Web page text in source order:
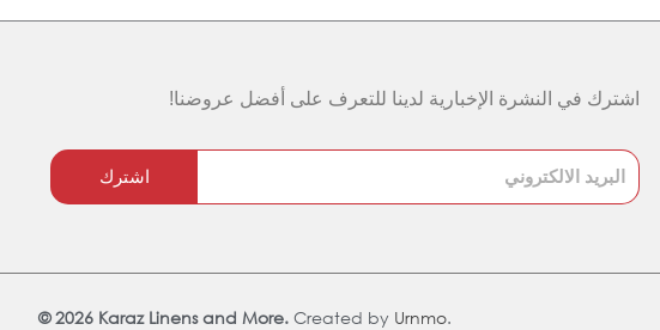
اشترك في النشرة الإخبارية لدينا للتعرف على أفضل عروضنا!
اشترك
© 2026 Karaz Linens and More. Created by Urnmo.